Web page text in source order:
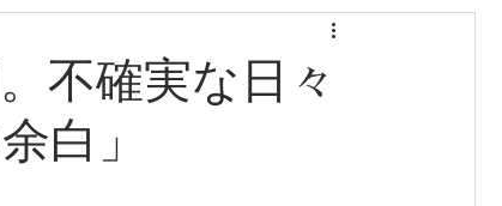
不確実な日々
白」